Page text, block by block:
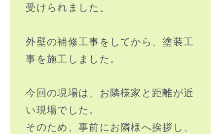
受けられました。
外壁の補修工事をしてから、塗装工
事を施工しました。
今回の現場は、お隣様家と距離が近
い現場でした。
そのため、事前にお隣様へ挨拶し、